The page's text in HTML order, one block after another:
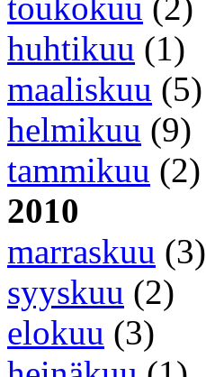
huhtikuu (1)
maaliskuu (5)
helmikuu (9)
tammikuu (2)
2010
marraskuu (3)
syyskuu (2)
elokuu (3)